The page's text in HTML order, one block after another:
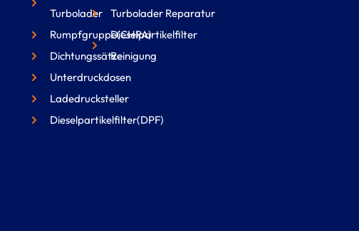
Turbolader
Rumpfgruppe(CHRA)
Dichtungssätze
Unterdruckdosen
Ladedrucksteller
Dieselpartikelfilter(DPF)
Turbolader Reparatur
Dieselpartikelfilter
Reinigung